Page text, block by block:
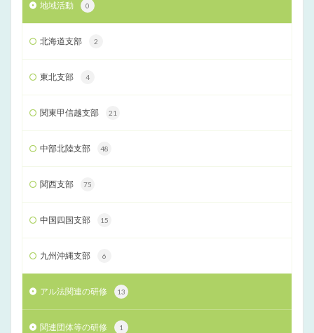
地域活動 0
北海道支部 2
東北支部 4
関東甲信越支部 21
中部北陸支部 48
関西支部 75
中国四国支部 15
九州沖縄支部 6
アル法関連の研修 13
関連団体等の研修 1